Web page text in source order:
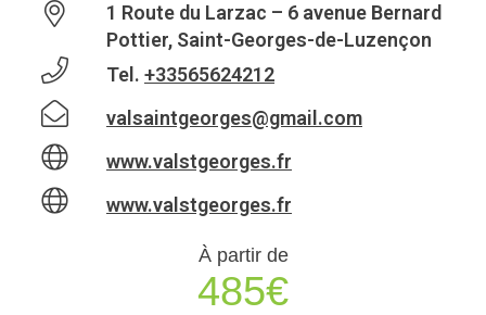
1 Route du Larzac – 6 avenue Bernard
Pottier, Saint-Georges-de-Luzençon
Tel. +33565624212
valsaintgeorges@gmail.com
www.valstgeorges.fr
www.valstgeorges.fr
À partir de
485€